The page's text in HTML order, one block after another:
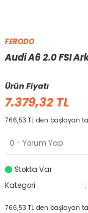
FERODO
Audi A6 2.0 FSI
Ürün Fiyatı
7.379,32 TL
766,53 TL den başlayan
0 - Yorum Yap
Stokta Var
Kategori
766,53 TL den başlayan